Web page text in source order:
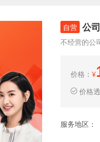
自营 公
不经营的公
价格： ¥
价格
服务地区：